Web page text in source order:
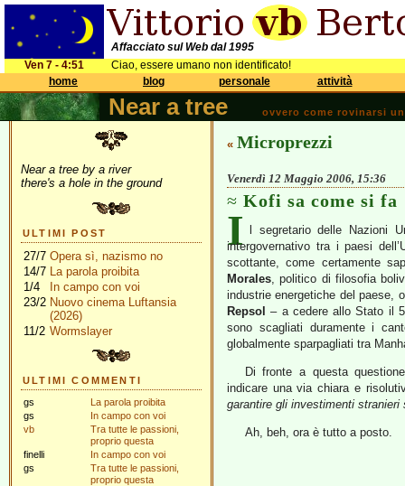
Affacciato sul Web dal 1995
Ven 7 - 4:51
Ciao, essere umano non identificato!
home
blog personale attività
Near a tree ovvero come rovinarsi
Near a tree by a river
there's a hole in the ground
ULTIMI POST
27/7 Opera sì, nazismo no
14/7 La parola proibita
1/4
In campo con voi
23/2 Nuovo cinema Luftansia
(2026)
11/2 Wormslayer
ULTIMI COMMENTI
gs
La parola proibita
gs
In campo con voi
vb
Tra tutte le passioni,
proprio questa
finelli
In campo con voi
gs
Tra tutte le passioni,
proprio questa
« Microprezzi
Venerdì 12 Maggio 2006, 15:36
Kofi sa come si fa
I
l segretario delle Nazioni
intergovernativo tra i paesi
scottante, come certamente
Morales, politico di filosofia
industrie energetiche del paese,
Repsol – a cedere allo Stato il
sono scagliati duramente i
globalmente sparpagliati tra
Di fronte a questa
indicare una via chiara e
garantire gli investimenti stranieri
Ah, beh, ora è tutto a posto.